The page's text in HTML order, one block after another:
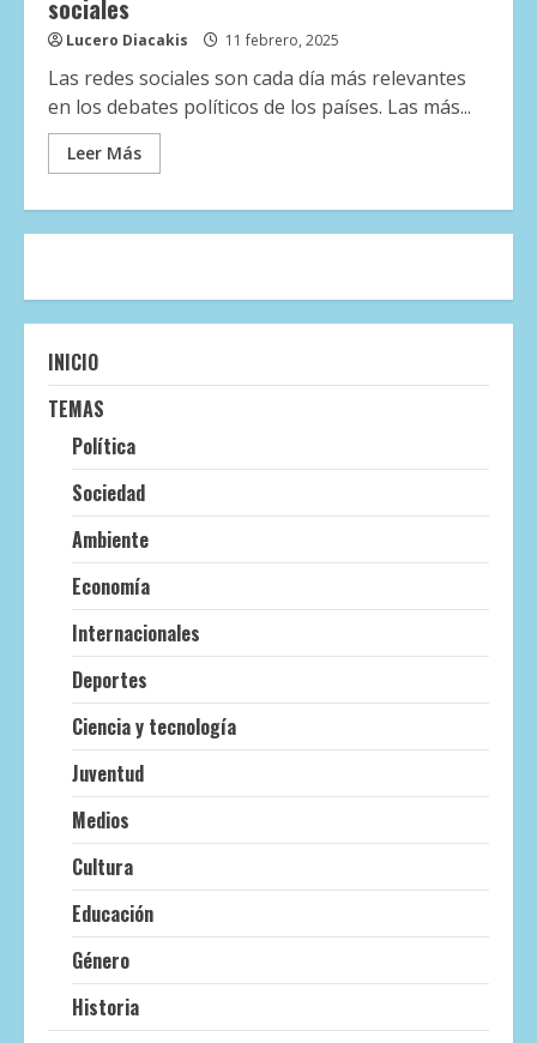
sociales
Lucero Diacakis 11 febrero, 2025
Las redes sociales son cada día más relevantes
en los debates políticos de los países. Las más...
Leer Más
INICIO
TEMAS
Política
Sociedad
Ambiente
Economía
Internacionales
Deportes
Ciencia y tecnología
Juventud
Medios
Cultura
Educación
Género
Historia